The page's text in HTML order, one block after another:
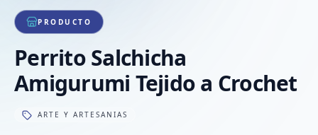
PRODUCTO
Perrito Salchicha
Amigurumi Tejido a Crochet
ARTE Y ARTESANIAS